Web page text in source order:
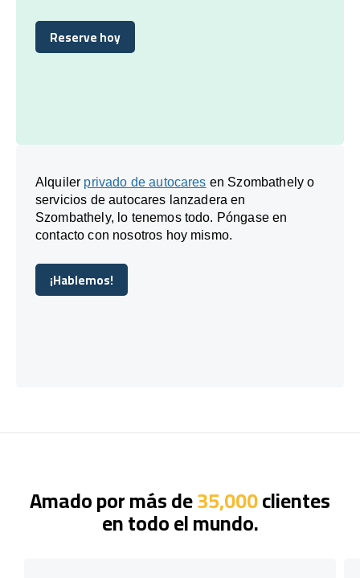
Reserve hoy
Reserve hoy
Alquiler privado de autocares en Szombathely o
servicios de autocares lanzadera en
Szombathely, lo tenemos todo. Póngase en
contacto con nosotros hoy mismo.
¡Hablemos!
¡Hablemos!
Amado por más de35,000clientes
en todo el mundo.